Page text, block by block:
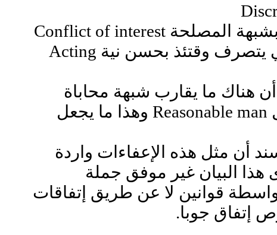
خطأ الوزير هو أنه أغفل الإمتثال والتقيد ببعض الضوابط خاصة المتعلقة بشبهة المصلحة Conflict of interest
وهذه الشبهة دائما ما تقود المحاكم للتساؤل عما إذا كان الشخص المعني يتصرف وقتئذ بحسن نية Acting
هناك ما يقارب شبهة محاباة
حقيقية كانت أوحكمية كان من المفترض أن يعلمها الوزير طبقاً لمعيار ال Reasonable man وهذا ما يجعل
أن مثل هذه الإعفاءات واردة
هذا البيان غير موفق جملة
قوانين لا عن طريق إتفاقات
إتفاق جوبا.